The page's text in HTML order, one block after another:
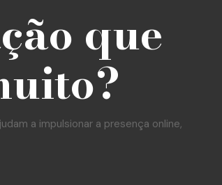
que
a impulsionar a presença online,